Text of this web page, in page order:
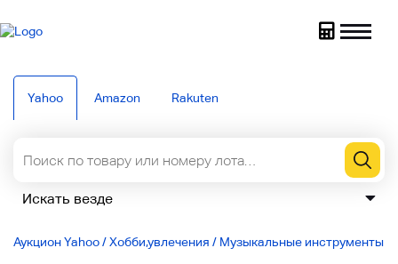
Yahoo Amazon Rakuten
Аукцион Yahoo/Хобби,увлечения / Музыкальные инструменты